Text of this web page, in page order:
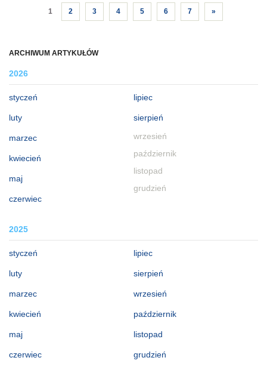
ARCHIWUM ARTYKUŁÓW
2026
styczeń
luty
marzec
kwiecień
maj
czerwiec
lipiec
sierpień
wrzesień
październik
listopad
grudzień
2025
styczeń
luty
marzec
kwiecień
maj
czerwiec
lipiec
sierpień
wrzesień
październik
listopad
grudzień
1 2 3 4 5 6 7 »